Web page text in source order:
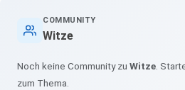
COMMUNITY
Witze
Noch keine Community zu Witze .
zum Thema.